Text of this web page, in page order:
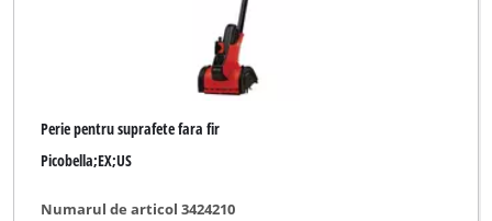
Perie pentru suprafete fara fir
Picobella;EX;US
Numarul de articol 3424210